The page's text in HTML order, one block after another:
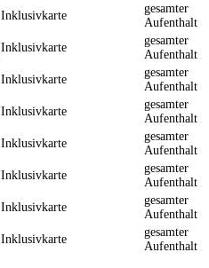
Inklusivkarte
gesamter
Aufenthalt
Inklusivkarte
gesamter
Aufenthalt
Inklusivkarte
gesamter
Aufenthalt
Inklusivkarte
gesamter
Aufenthalt
Inklusivkarte
gesamter
Aufenthalt
Inklusivkarte
gesamter
Aufenthalt
Inklusivkarte
gesamter
Aufenthalt
Inklusivkarte
gesamter
Aufenthalt